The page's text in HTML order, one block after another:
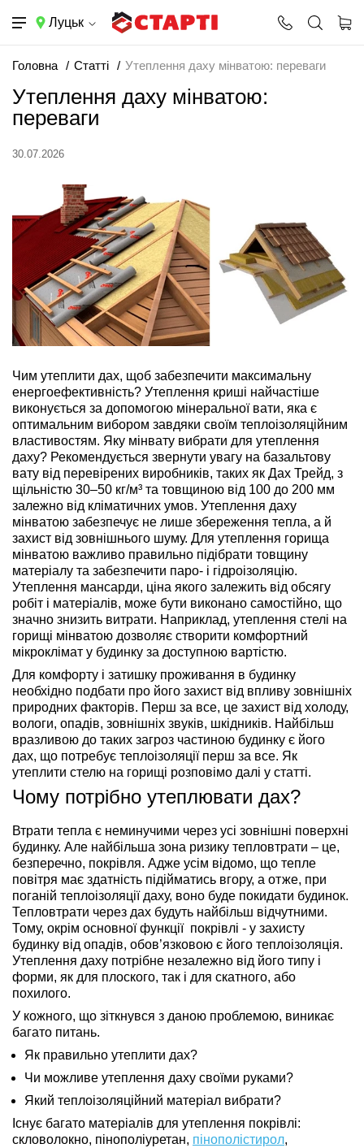
Луцьк
Головна Статті Утеплення даху мінватою: переваги
Утеплення даху мінватою:
переваги
30.07.2026
Чим утеплити дах, щоб забезпечити максимальну
енергоефективність? Утеплення криші найчастіше
виконується за допомогою мінеральної вати, яка є
оптимальним вибором завдяки своїм теплоізоляційним
властивостям. Яку мінвату вибрати для утеплення
даху? Рекомендується звернути увагу на базальтову
вату від перевірених виробників, таких як Дах Трейд, з
щільністю 30–50 кг/м³ та товщиною від 100 до 200 мм
залежно від кліматичних умов. Утеплення даху
мінватою забезпечує не лише збереження тепла, а й
захист від зовнішнього шуму. Для утеплення горища
мінватою важливо правильно підібрати товщину
матеріалу та забезпечити паро- і гідроізоляцію.
Утеплення мансарди, ціна якого залежить від обсягу
робіт і матеріалів, може бути виконано самостійно, що
значно знизить витрати. Наприклад, утеплення стелі на
горищі мінватою дозволяє створити комфортний
мікроклімат у будинку за доступною вартістю.
Для комфорту і затишку проживання в будинку
необхідно подбати про його захист від впливу зовнішніх
природних факторів. Перш за все, це захист від холоду,
вологи, опадів, зовнішніх звуків, шкідників. Найбільш
вразливою до таких загроз частиною будинку є його
дах, що потребує теплоізоляції перш за все. Як
утеплити стелю на горищі розповімо далі у статті.
Чому потрібно утеплювати дах?
Втрати тепла є неминучими через усі зовнішні поверхні
будинку. Але найбільша зона ризику тепловтрати – це,
безперечно, покрівля. Адже усім відомо, що тепле
повітря має здатність підійматись вгору, а отже, при
поганій теплоізоляції даху, воно буде покидати будинок.
Тепловтрати через дах будуть найбільш відчутними.
Тому, окрім основної функції покрівлі - у захисту
будинку від опадів, обов’язковою є його теплоізоляція.
Утеплення даху потрібне незалежно від його типу і
форми, як для плоского, так і для скатного, або
похилого.
У кожного, що зіткнувся з даною проблемою, виникає
багато питань.
Як правильно утеплити дах?
Чи можливе утеплення даху своїми руками?
Який теплоізоляційний матеріал вибрати?
Існує багато матеріалів для утеплення покрівлі:
скловолокно, пінополіуретан, пінополістирол,